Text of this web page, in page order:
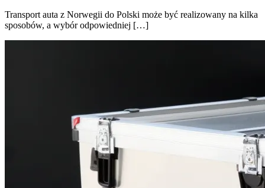
Transport auta z Norwegii do Polski może być realizowany na kilka
sposobów, a wybór odpowiedniej […]